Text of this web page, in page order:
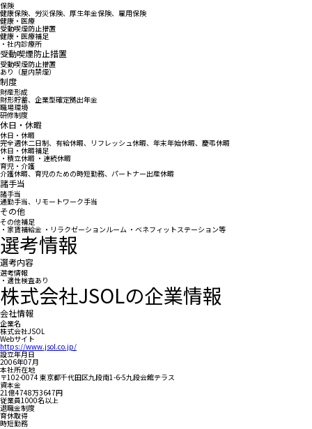
保険
健康保険、労災保険、厚生年金保険、雇用保険
健康・医療
受動喫煙防止措置
健康・医療補足
・社内診療所
受動喫煙防止措置
受動喫煙防止措置
あり（屋内禁煙）
制度
財産形成
財形貯蓄、企業型確定拠出年金
職場環境
研修制度
休日・休暇
休日・休暇
完全週休二日制、有給休暇、リフレッシュ休暇、年末年始休暇、慶弔休暇
休日・休暇補足
・積立休暇 ・連続休暇
育児・介護
介護休暇、育児のための時短勤務、パートナー出産休暇
諸手当
諸手当
通勤手当、リモートワーク手当
その他
その他補足
・家賃補給金 ・リラクゼーションルーム ・ベネフィットステーション等
選考情報
選考内容
選考情報
・適性検査あり
株式会社JSOLの企業情報
会社情報
企業名
株式会社JSOL
Webサイト
https://www.jsol.co.jp/
設立年月日
2006年07月
本社所在地
〒102-0074 東京都千代田区九段南1-6-5九段会館テラス
資本金
21億4748万3647円
従業員1000名以上
退職金制度
育休取得
時短勤務